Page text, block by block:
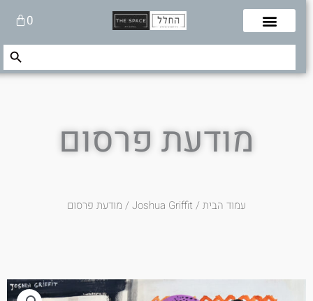
0עגלת
קניות
Search
Search Button
מודעת פרסום
עמוד הבית/
Joshua Griffit​/ מודעת פרסום